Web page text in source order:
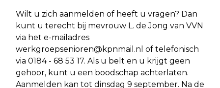
Wilt u zich aanmelden of heeft u vragen? Dan
kunt u terecht bij mevrouw L. de Jong van VVN
via het e-mailadres
werkgroepsenioren@kpnmail.nl of telefonisch
via 0184 - 68 53 17. Als u belt en u krijgt geen
gehoor, kunt u een boodschap achterlaten.
Aanmelden kan tot dinsdag 9 september. Na de